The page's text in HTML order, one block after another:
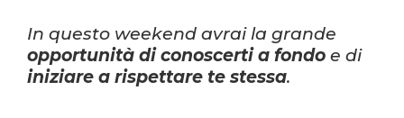
In questo weekend avrai la grande
opportunità di conoscerti a fondo e di
iniziare a rispettare te stessa.